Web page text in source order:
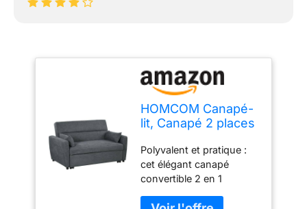
HOMCOM Canapé-
lit, Canapé 2 places
sommeil, Dossier
réglable, Canapé
avec coussins,
aspect velours,
Polyvalent et pratique :
cet élégant canapé
convertible 2 en 1